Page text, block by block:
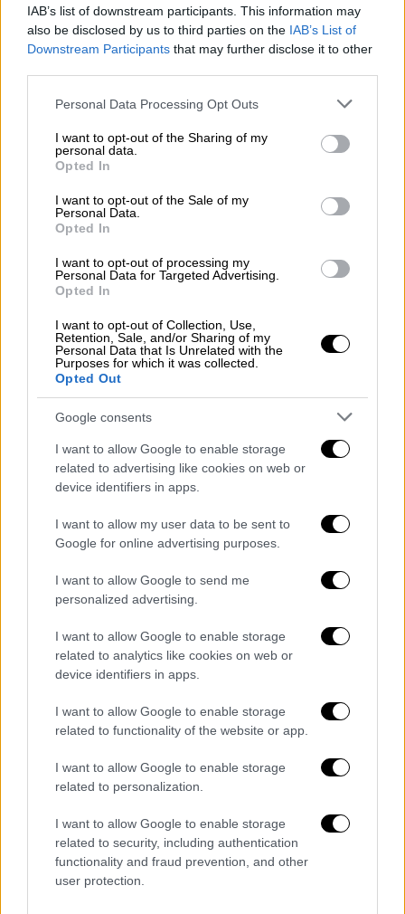
IAB’s list of downstream participants. This information may
also be disclosed by us to third parties on the IAB’s List of
Downstream Participants that may further disclose it to other
Please note that this website/app uses one or more Google
not limited to your visit or usage behaviour. You may click to
grant or deny consent to Google and its third-party tags to
use your data for below specified purposes in below Google
consent section.
Personal Data Processing Opt Outs
I want to opt-out of the Sharing of my
personal data.
Opted In
I want to opt-out of the Sale of my
Personal Data.
Opted In
I want to opt-out of processing my
Personal Data for Targeted Advertising.
Opted In
I want to opt-out of Collection, Use,
Retention, Sale, and/or Sharing of my
Personal Data that Is Unrelated with the
Purposes for which it was collected.
Opted Out
Google consents
I want to allow Google to enable storage
related to advertising like cookies on web or
device identifiers in apps.
I want to allow my user data to be sent to
Google for online advertising purposes.
I want to allow Google to send me
personalized advertising.
I want to allow Google to enable storage
related to analytics like cookies on web or
device identifiers in apps.
I want to allow Google to enable storage
related to functionality of the website or app.
I want to allow Google to enable storage
related to personalization.
I want to allow Google to enable storage
related to security, including authentication
functionality and fraud prevention, and other
user protection.
Ειδικότερα, όπως αναφέρει το υπουργείο
Εργασίας και Κοινωνικής Ασφάλισης σε
ανακοίνωσή του:
1. Από τον e-ΕΦΚΑ, από τις 20 έως τις 24
1.030 δικαιούχους σε συνέχεια έκδοσης
αποφάσεων για εφάπαξ.
- Στις 21 Μαΐου, θα καταβληθούν 11.677.679
ευρώ σε 25.939 δικαιούχους για επιδόματα
μητρότητας, κυοφορίας, ασθενείας,
ατυχήματος και για έξοδα κηδείας.
2. Από τη ΔΥΠΑ θα καταβληθούν:
- 15 εκατ. ευρώ σε 25.000 δικαιούχους για
επιδόματα ανεργίας και λοιπά επιδόματα.
- 15 εκατ. ευρώ σε 14.000 δικαιούχους στο
πλαίσιο επιδοτούμενων προγραμμάτων
απασχόλησης.
- 100.000 ευρώ σε 200 δικαιούχους στο
πλαίσιο προγραμμάτων κοινωφελούς
χαρακτήρα.
- 9 εκατ. ευρώ σε 100 δικαιούχους του
προγράμματος «Σπίτι μου».
- 700.000 ευρώ σε 1.000 μητέρες για
επιδοτούμενη άδεια μητρότητας.
διαγράφονται